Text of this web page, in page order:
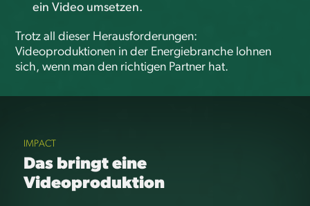
ein Video umsetzen.
Trotz all dieser Herausforderungen:
Videoproduktionen in der Energiebranche lohnen
sich, wenn man den richtigen Partner hat.
IMPACT
Das bringt eine
Videoproduktion